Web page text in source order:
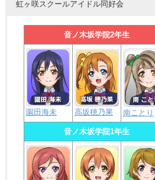
虹ヶ咲スクールアイドル同好会
音ノ木坂学院2年生
園田海未 高坂穂乃果 南ことり
音ノ木坂学院1年生